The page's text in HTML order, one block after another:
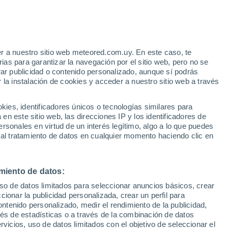
a nuestro sitio web meteored.com.uy. En este caso, te
para garantizar la navegación por el sitio web, pero no se
publicidad o contenido personalizado, aunque sí podrás
instalación de cookies y acceder a nuestro sitio web a través
identificadores únicos o tecnologías similares para
este sitio web, las direcciones IP y los identificadores de
en virtud de un interés legítimo, algo a lo que puedes
tratamiento de datos en cualquier momento haciendo clic en
de datos:
de datos limitados para seleccionar anuncios básicos, crear
la publicidad personalizada, crear un perfil para
personalizado, medir el rendimiento de la publicidad,
de estadísticas o a través de la combinación de datos
uso de datos limitados con el objetivo de seleccionar el
/ 20°
Jueves
33° / 19°
Viernes
33° / 19°
Sábado
34° / 20°